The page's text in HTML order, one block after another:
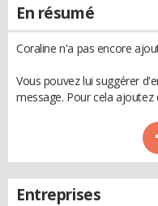
En résumé
Coraline n'a pas encore
Vous pouvez lui suggérer
message. Pour cela
Entreprises